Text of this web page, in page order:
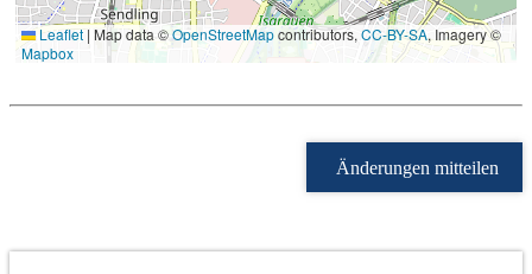
Leaflet | Map data ©OpenStreetMapcontributors,CC-BY-SA, Imagery ©
Mapbox
Änderungen mitteilen